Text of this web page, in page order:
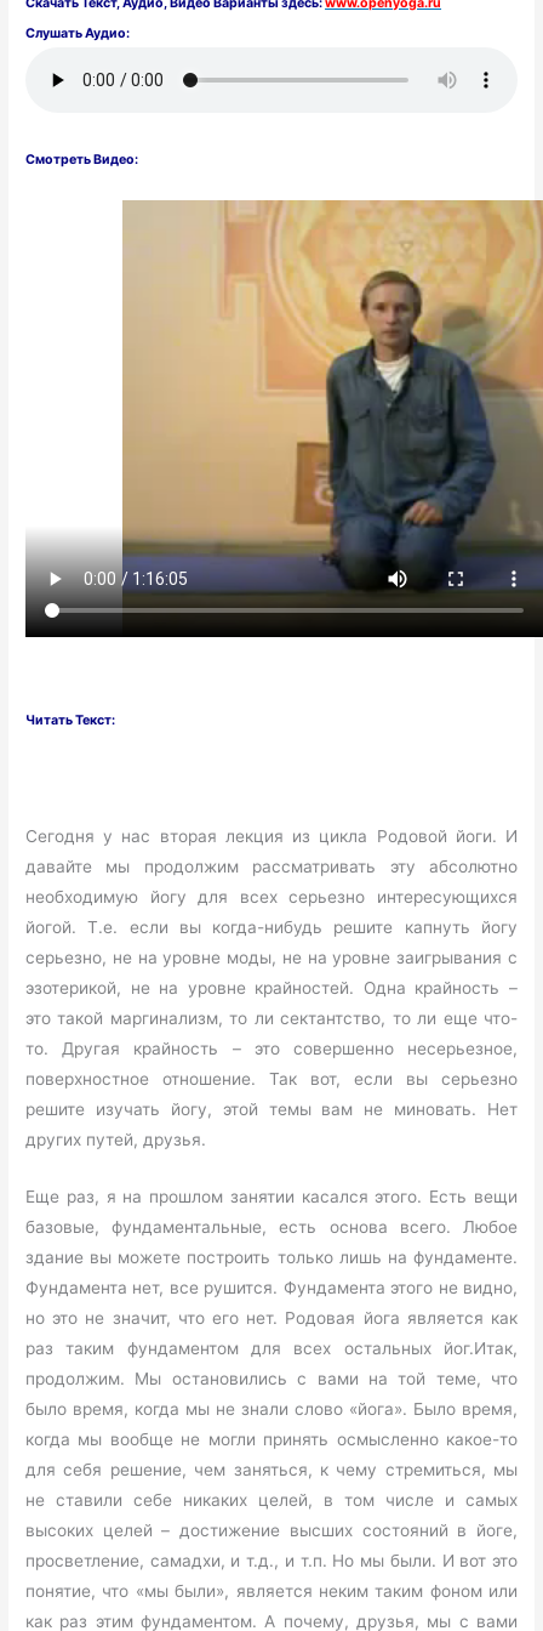
Слушать Аудио:
Смотреть Видео:
Читать Текст:
Сегодня у нас вторая лекция из цикла Родовой йоги. И
давайте мы продолжим рассматривать эту абсолютно
необходимую йогу для всех серьезно интересующихся
йогой. Т.е. если вы когда-нибудь решите капнуть йогу
серьезно, не на уровне моды, не на уровне заигрывания с
эзотерикой, не на уровне крайностей. Одна крайность –
это такой маргинализм, то ли сектантство, то ли еще что-
то. Другая крайность – это совершенно несерьезное,
поверхностное отношение. Так вот, если вы серьезно
решите изучать йогу, этой темы вам не миновать. Нет
других путей, друзья.
Еще раз, я на прошлом занятии касался этого. Есть вещи
базовые, фундаментальные, есть основа всего. Любое
здание вы можете построить только лишь на фундаменте.
Фундамента нет, все рушится. Фундамента этого не видно,
но это не значит, что его нет. Родовая йога является как
раз таким фундаментом для всех остальных йог.Итак,
продолжим. Мы остановились с вами на той теме, что
было время, когда мы не знали слово «йога». Было время,
когда мы вообще не могли принять осмысленно какое-то
для себя решение, чем заняться, к чему стремиться, мы
не ставили себе никаких целей, в том числе и самых
высоких целей – достижение высших состояний в йоге,
просветление, самадхи, и т.д., и т.п. Но мы были. И вот это
понятие, что «мы были», является неким таким фоном или
как раз этим фундаментом. А почему, друзья, мы с вами